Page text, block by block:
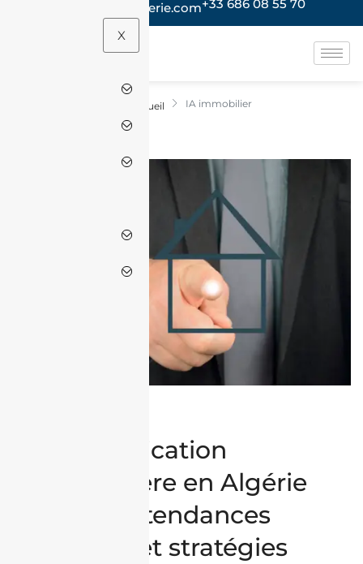
contact@jacheteenalgerie.com+33 686 08 55 70
X
Accueil IA immobilier
IA immobilier
Communication
immobilière en Algérie
en 2026 : tendances
digitales et stratégies